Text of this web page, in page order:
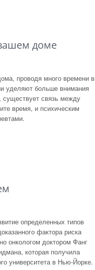
доме
проводя много времени в
уделяют больше внимания
связь между
время, и психическим
определенных типов
фактора риска
онкологом доктором Фанг
которая получила
университета в Нью-Йорке.